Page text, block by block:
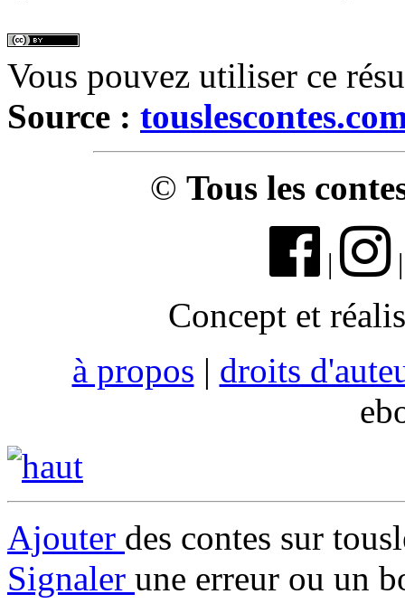
Vous pouvez utiliser ce
Source :
© Tous les
|
Concept et
à propos | droits
Ajouter des contes sur
Signaler une erreur ou un